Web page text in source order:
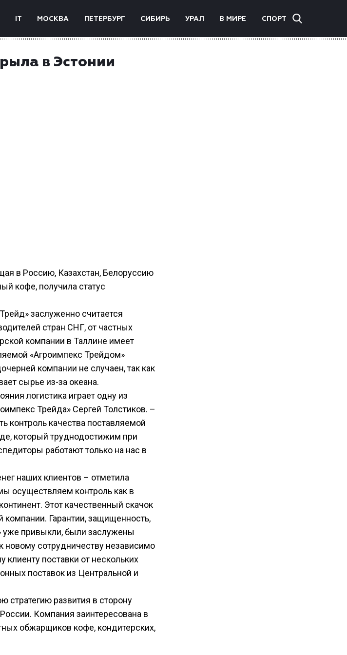
IT МОСКВА ПЕТЕРБУРГ СИБИРЬ УРАЛ В МИРЕ СПОРТ
в Эстонии
в Россию, Казахстан, Белоруссию
кофе, получила статус
заслуженно считается
стран СНГ, от частных
компании в Таллине имеет
«Агроимпекс Трейдом»
компании не случаен, так как
сырье из-за океана.
логистика играет одну из
Трейда» Сергей Толстиков. –
контроль качества поставляемой
который труднодостижим при
работают только на нас в
наших клиентов – отметила
осуществляем контроль как в
Этот качественный скачок
Гарантии, защищенность,
уже привыкли, были заслужены
сотрудничеству независимо
поставки от нескольких
поставок из Центральной и
стратегию развития в сторону
Компания заинтересована в
обжарщиков кофе, кондитерских,